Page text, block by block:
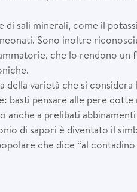
sali minerali, come il
Sono inoltre
che lo rendono un
varietà che si considera
basti pensare alle pere cotte
a prelibati abbinamenti
di sapori è diventato il
che dice “al